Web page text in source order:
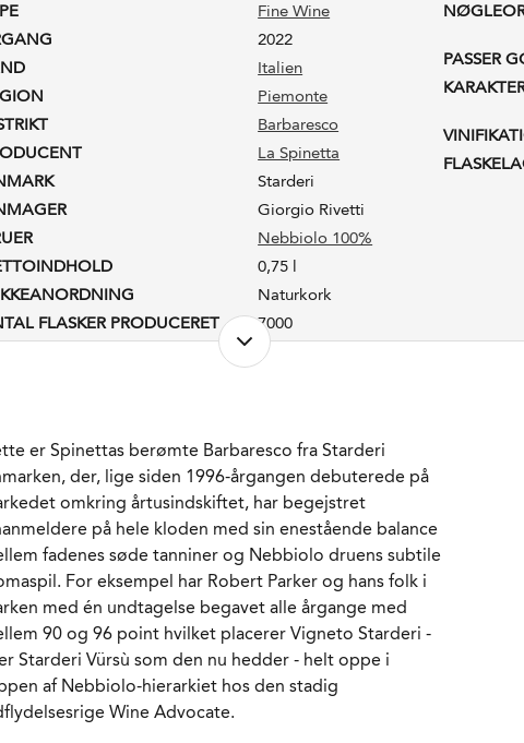
Fine Wine
2022
Italien
Piemonte
Barbaresco
La Spinetta
Starderi
Giorgio Rivetti
Nebbiolo 100%
0,75 l
Naturkork
FLASKER PRODUCERET
7000
Økologisk
18 måneder. 20% nye
fade, resten én gang
brugte.
HOLDBARHED
12-15 år fra høståret.
TEMPERATUR
15 - 17°C
Flaske (75 cl)
226567
PASSER
er Spinettas berømte Barbaresco fra Starderi
der, lige siden 1996-årgangen debuterede på
omkring årtusindskiftet, har begejstret
på hele kloden med sin enestående balance
fadenes søde tanniner og Nebbiolo druens subtile
For eksempel har Robert Parker og hans folk i
med én undtagelse begavet alle årgange med
90 og 96 point hvilket placerer Vigneto Starderi -
Starderi Vürsù som den nu hedder - helt oppe i
af Nebbiolo-hierarkiet hos den stadig
Wine Advocate.